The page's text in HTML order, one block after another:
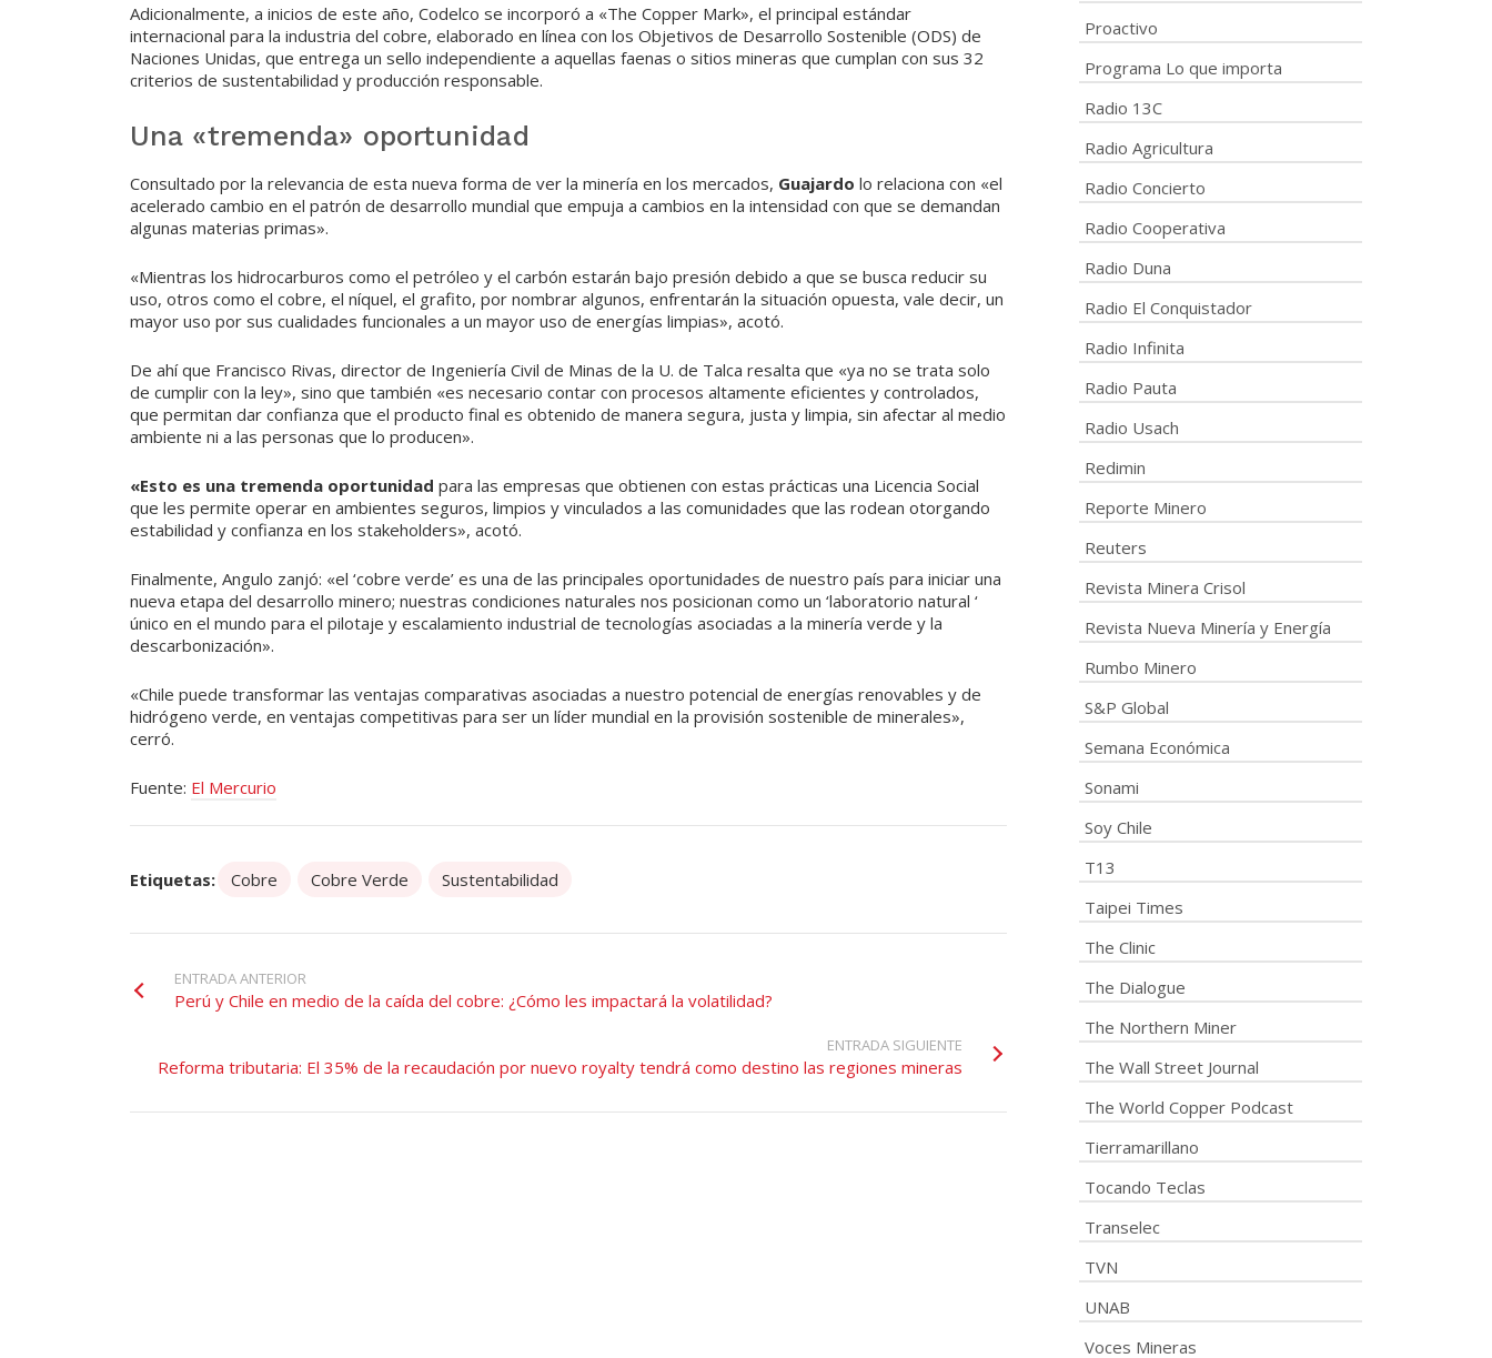
Adicionalmente, a inicios de este año, Codelco se incorporó a «The Copper Mark», el principal estándar
internacional para la industria del cobre, elaborado en línea con los Objetivos de Desarrollo Sostenible (ODS) de
Naciones Unidas, que entrega un sello independiente a aquellas faenas o sitios mineras que cumplan con sus 32
criterios de sustentabilidad y producción responsable.
Una «tremenda» oportunidad
Consultado por la relevancia de esta nueva forma de ver la minería en los mercados, Guajardo lo relaciona con «el
acelerado cambio en el patrón de desarrollo mundial que empuja a cambios en la intensidad con que se demandan
algunas materias primas».
«Mientras los hidrocarburos como el petróleo y el carbón estarán bajo presión debido a que se busca reducir su
uso, otros como el cobre, el níquel, el grafito, por nombrar algunos, enfrentarán la situación opuesta, vale decir, un
mayor uso por sus cualidades funcionales a un mayor uso de energías limpias», acotó.
De ahí que Francisco Rivas, director de Ingeniería Civil de Minas de la U. de Talca resalta que «ya no se trata solo
de cumplir con la ley», sino que también «es necesario contar con procesos altamente eficientes y controlados,
que permitan dar confianza que el producto final es obtenido de manera segura, justa y limpia, sin afectar al medio
ambiente ni a las personas que lo producen».
«Esto es una tremenda oportunidad para las empresas que obtienen con estas prácticas una Licencia Social
que les permite operar en ambientes seguros, limpios y vinculados a las comunidades que las rodean otorgando
estabilidad y confianza en los stakeholders», acotó.
Finalmente, Angulo zanjó: «el ‘cobre verde’ es una de las principales oportunidades de nuestro país para iniciar una
nueva etapa del desarrollo minero; nuestras condiciones naturales nos posicionan como un ‘laboratorio natural ‘
único en el mundo para el pilotaje y escalamiento industrial de tecnologías asociadas a la minería verde y la
descarbonización».
«Chile puede transformar las ventajas comparativas asociadas a nuestro potencial de energías renovables y de
hidrógeno verde, en ventajas competitivas para ser un líder mundial en la provisión sostenible de minerales»,
cerró.
Fuente: El Mercurio
Etiquetas: Cobre Cobre Verde Sustentabilidad
ENTRADA ANTERIOR
Perú y Chile en medio de la caída del cobre: ¿Cómo les impactará la volatilidad?
ENTRADA SIGUIENTE
Reforma tributaria: El 35% de la recaudación por nuevo royalty tendrá como destino las regiones mineras
Proactivo
Programa Lo que importa
Radio 13C
Radio Agricultura
Radio Concierto
Radio Cooperativa
Radio Duna
Radio El Conquistador
Radio Infinita
Radio Pauta
Radio Usach
Redimin
Reporte Minero
Reuters
Revista Minera Crisol
Revista Nueva Minería y Energía
Rumbo Minero
S&P Global
Semana Económica
Sonami
Soy Chile
T13
Taipei Times
The Clinic
The Dialogue
The Northern Miner
The Wall Street Journal
The World Copper Podcast
Tierramarillano
Tocando Teclas
Transelec
TVN
UNAB
Voces Mineras